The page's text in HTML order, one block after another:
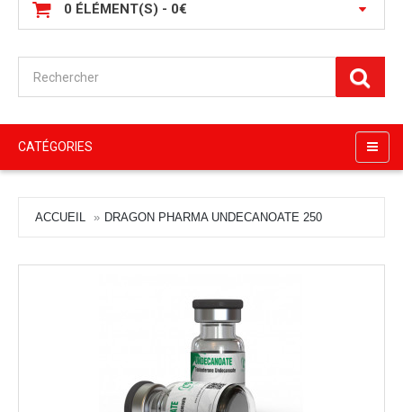
0 ÉLÉMENT(S) - 0€
CATÉGORIES
ACCUEIL DRAGON PHARMA UNDECANOATE 250